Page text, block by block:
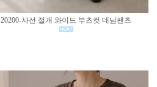
20200-사선 절개 와이드 부츠컷 데님팬츠